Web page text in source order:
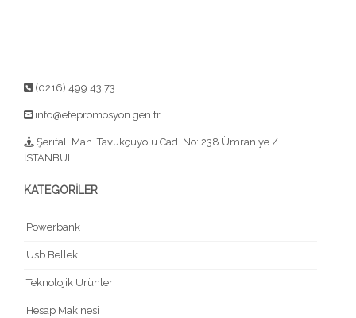
(0216) 499 43 73
info@efepromosyon.gen.tr
Şerifali Mah. Tavukçuyolu Cad. No: 238 Ümraniye /
İSTANBUL
KATEGORİLER
Powerbank
Usb Bellek
Teknolojik Ürünler
Hesap Makinesi